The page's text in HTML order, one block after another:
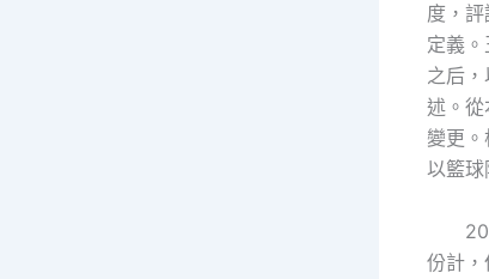
度，
定義
之后
述。
變更
以籃球
份計